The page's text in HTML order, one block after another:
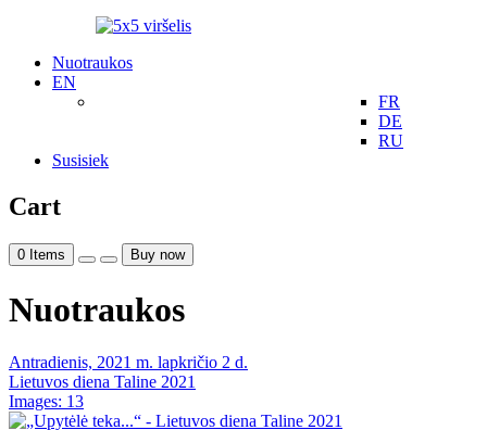
Nuotraukos
EN
FR
DE
RU
Susisiek
Cart
0 Items Buy now
Nuotraukos
Antradienis, 2021 m. lapkričio 2 d.
Lietuvos diena Taline 2021
Images: 13